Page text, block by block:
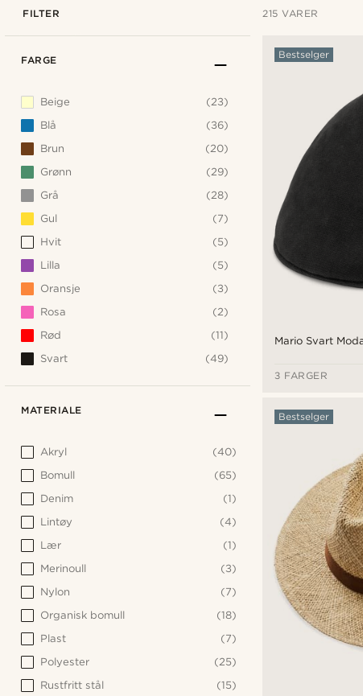
FILTER 215 VARER
Mario Svart
Bestselger
3 FARGER
Bestselger
FARGE
Beige
(23)
Blå
(36)
Brun
(20)
Grønn
(29)
Grå
(28)
Gul
(7)
Hvit
(5)
Lilla
(5)
Oransje
(3)
Rosa
(2)
Rød
(11)
Svart
(49)
MATERIALE
Akryl
(40)
Bomull
(65)
Denim
(1)
Lintøy
(4)
Lær
(1)
Merinoull
(3)
Nylon
(7)
Organisk bomull
(18)
Plast
(7)
Polyester
(25)
Rustfritt stål
(15)